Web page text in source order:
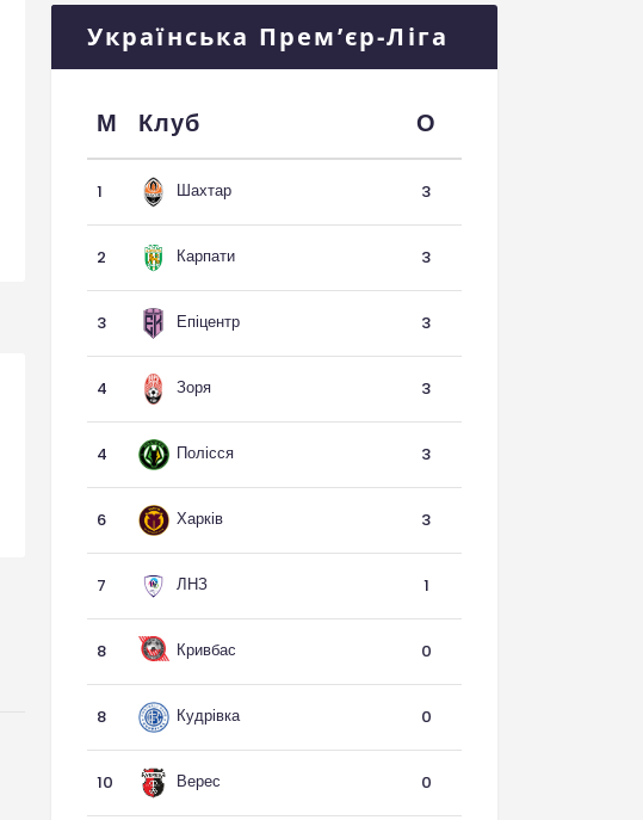
Українська Прем’єр-Ліга
М Клуб О
1 Шахтар 3
2 Карпати 3
3 Епіцентр 3
4 Зоря 3
4 Полісся 3
6 Харків 3
7 ЛНЗ 1
8 Кривбас 0
8 Кудрівка 0
10 Верес 0